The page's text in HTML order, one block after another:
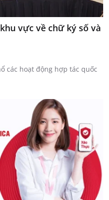
vực về chữ ký số và
các hoạt động hợp tác quốc